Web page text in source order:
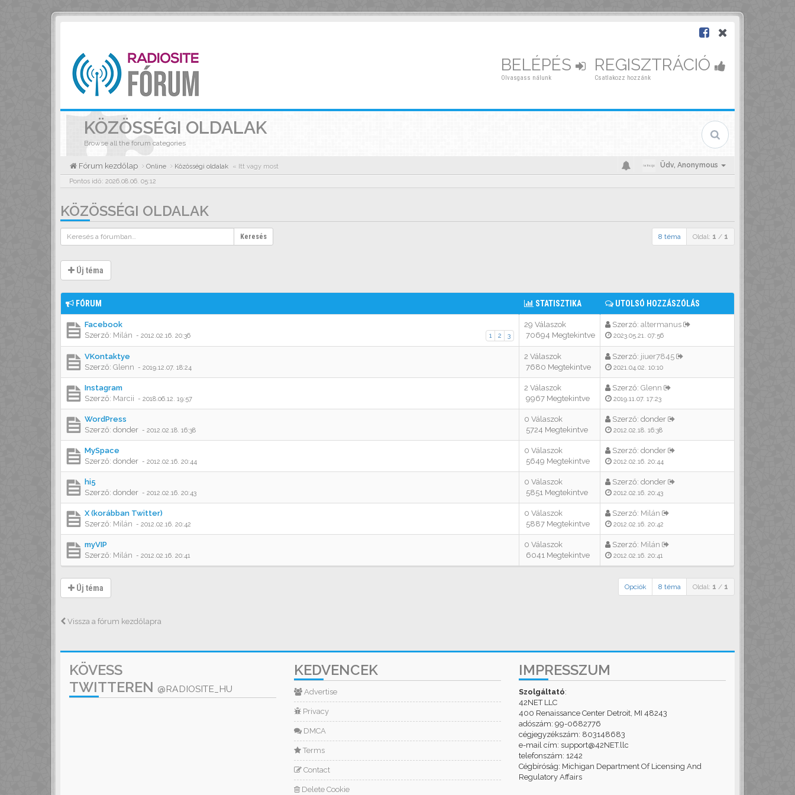
BELÉPÉS
Olvasgass nálunk
REGISZTRÁCIÓ
Csatlakozz hozzánk
KÖZÖSSÉGI OLDALAK
Browse all the forum categories
Fórum kezdőlap Online Közösségi oldalak « Itt vagy most Üdv, Anonymous
Pontos idő: 2026.08.06. 05:12
KÖZÖSSÉGI OLDALAK
Keresés 8 téma Oldal: 1 / 1
Új téma
FÓRUM STATISZTIKA UTOLSÓ HOZZÁSZÓLÁS
Facebook
1 2 3
Szerző: Milán - 2012.02.16. 20:36
29 Válaszok
70694 Megtekintve
Szerző: altermanus
2023.05.21. 07:56
VKontaktye
Szerző: Glenn - 2019.12.07. 18:24
2 Válaszok
7680 Megtekintve
Szerző: jiuer7845
2021.04.02. 10:10
Instagram
Szerző: Marcii - 2018.06.12. 19:57
2 Válaszok
9967 Megtekintve
Szerző: Glenn
2019.11.07. 17:23
WordPress
Szerző: donder - 2012.02.18. 16:38
0 Válaszok
5724 Megtekintve
Szerző: donder
2012.02.18. 16:38
MySpace
Szerző: donder - 2012.02.16. 20:44
0 Válaszok
5649 Megtekintve
Szerző: donder
2012.02.16. 20:44
hi5
Szerző: donder - 2012.02.16. 20:43
0 Válaszok
5851 Megtekintve
Szerző: donder
2012.02.16. 20:43
X (korábban Twitter)
Szerző: Milán - 2012.02.16. 20:42
0 Válaszok
5887 Megtekintve
Szerző: Milán
2012.02.16. 20:42
myVIP
Szerző: Milán - 2012.02.16. 20:41
0 Válaszok
6041 Megtekintve
Szerző: Milán
2012.02.16. 20:41
Új téma Opciók 8 téma Oldal: 1 / 1
Vissza a fórum kezdőlapra
KÖVESS
TWITTEREN @RADIOSITE_HU
KEDVENCEK
Advertise
Privacy
DMCA
Terms
Contact
Delete Cookie
IMPRESSZUM
Szolgáltató:
42NET LLC
400 Renaissance Center Detroit, MI 48243
adószám: 99-0682776
cégjegyzékszám: 803148683
e-mail cím: support@42NET.llc
telefonszám: 1242
Cégbíróság: Michigan Department Of Licensing And
Regulatory Affairs